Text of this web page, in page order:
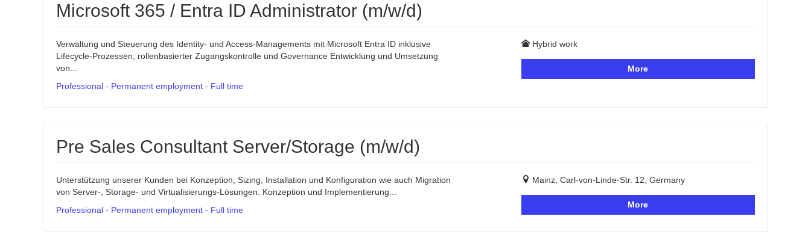
Microsoft 365 / Entra ID Administrator (m/w/d)
Verwaltung und Steuerung des Identity- und Access-Managements mit Microsoft Entra ID inklusive
Lifecycle-Prozessen, rollenbasierter Zugangskontrolle und Governance Entwicklung und Umsetzung
von...
Professional - Permanent employment - Full time
Hybrid work
More
Pre Sales Consultant Server/Storage (m/w/d)
Unterstützung unserer Kunden bei Konzeption, Sizing, Installation und Konfiguration wie auch Migration
von Server-, Storage- und Virtualisierungs-Lösungen. Konzeption und Implementierung...
Professional - Permanent employment - Full time
Mainz, Carl-von-Linde-Str. 12, Germany
More